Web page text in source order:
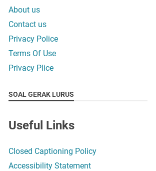
About us
Contact us
Privacy Police
Terms Of Use
Privacy Plice
SOAL GERAK LURUS
Useful Links
Closed Captioning Policy
Accessibility Statement